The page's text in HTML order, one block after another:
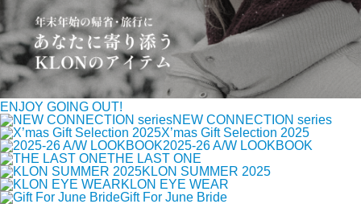
ENJOY GOING OUT!
NEW CONNECTION series
X’mas Gift Selection 2025
2025-26 A/W LOOKBOOK
THE LAST ONE
KLON SUMMER 2025
KLON EYE WEAR
Gift For June Bride